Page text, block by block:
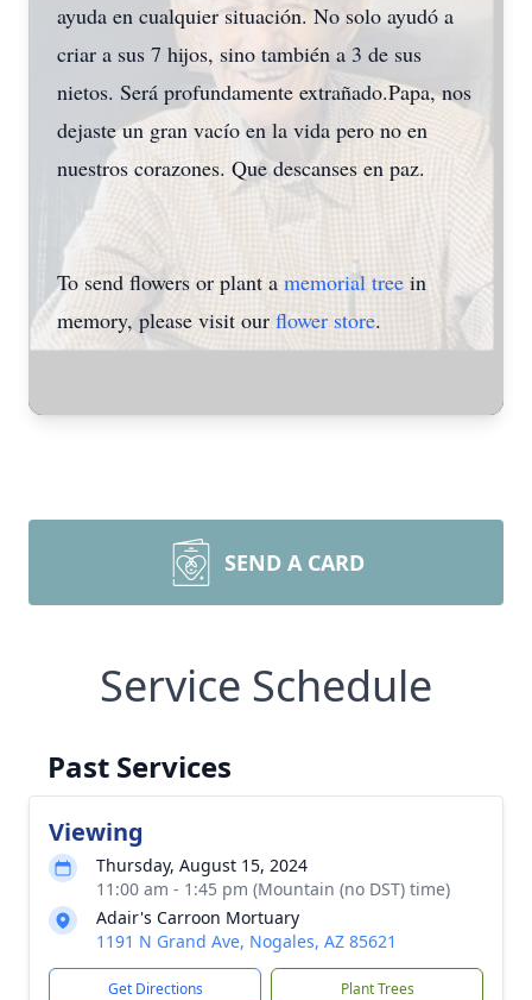
ayuda en cualquier situación. No solo ayudó a
criar a sus 7 hijos, sino también a 3 de sus
nietos. Será profundamente extrañado.Papa, nos
dejaste un gran vacío en la vida pero no en
nuestros corazones. Que descanses en paz.
To send flowers or plant a memorial tree in
memory, please visit our flower store.
SEND A CARD
Service Schedule
Past Services
Viewing
Thursday, August 15, 2024
11:00 am - 1:45 pm (Mountain (no DST) time)
Adair's Carroon Mortuary
1191 N Grand Ave, Nogales, AZ 85621
Get Directions Plant Trees